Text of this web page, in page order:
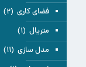
فضای کاری (۲)
متریال (۱)
مدل سازی (۱۱)